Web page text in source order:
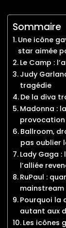
Sommaire
Une icône
star aimée
Le Camp :
Judy
tragédie
De la diva
Madonna :
provocation
Ballroom,
pas oublier
Lady Gaga
l’alliée
RuPaul :
mainstream
Pourquoi la
autant aux
Les icônes